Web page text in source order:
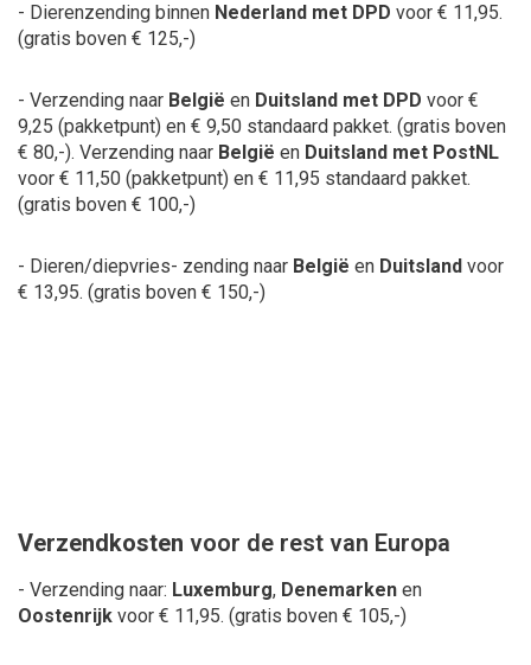
- Dierenzending binnen Nederland met DPD voor € 11,95.
(gratis boven € 125,-)
- Verzending naar België en Duitsland met DPD voor €
9,25 (pakketpunt) en € 9,50 standaard pakket. (gratis boven
€ 80,-). Verzending naar België en Duitsland met PostNL
voor € 11,50 (pakketpunt) en € 11,95 standaard pakket.
(gratis boven € 100,-)
- Dieren/diepvries- zending naar België en Duitsland voor
€ 13,95. (gratis boven € 150,-)
Verzendkosten voor de rest van Europa
- Verzending naar: Luxemburg, Denemarken en
Oostenrijk voor € 11,95. (gratis boven € 105,-)